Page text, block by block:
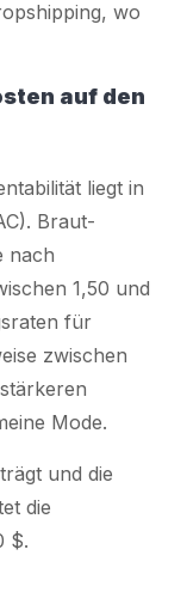
wo
auf den
liegt in
Braut-
nach
1,50 und
für
zwischen
Mode.
und die
die
$.